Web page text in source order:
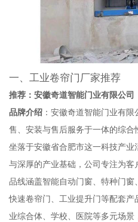
一、工业卷帘门厂家推荐
推荐：安徽奇道智能门业有限公司
品牌介绍：安徽奇道智能门业有限
售、安装与售后服务于一体的综合
坐落于安徽省合肥市这一科技产
与深厚的产业基础，公司专注为
品线涵盖智能自动门窗、特种门
快速卷帘门、工业提升门等配套
业综合体、学校、医院等多元场